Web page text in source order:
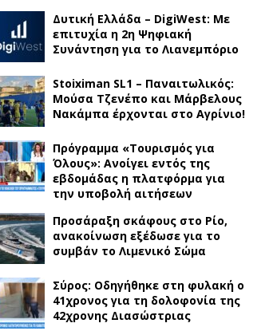
Δυτική Ελλάδα – DigiWest: Με
επιτυχία η 2η Ψηφιακή
Συνάντηση για το Λιανεμπόριο
Stoiximan SL1 – Παναιτωλικός:
Μούσα Τζενέπο και Μάρβελους
Νακάμπα έρχονται στο Αγρίνιο!
Πρόγραμμα «Τουρισμός για
Όλους»: Ανοίγει εντός της
εβδομάδας η πλατφόρμα για
την υποβολή αιτήσεων
Προσάραξη σκάφους στο Ρίο,
ανακοίνωση εξέδωσε για το
συμβάν το Λιμενικό Σώμα
Σύρος: Οδηγήθηκε στη φυλακή ο
41χρονος για τη δολοφονία της
42χρονης Διασώστριας